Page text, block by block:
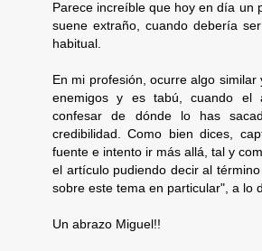
Parece increíble que hoy en día un
suene extraño, cuando debería
habitual.
En mi profesión, ocurre algo similar
enemigos y es tabú, cuando el
confesar de dónde lo has
credibilidad. Como bien dices,
fuente e intento ir más allá, tal y
el artículo pudiendo decir al
sobre este tema en particular", a lo
Un abrazo Miguel!!